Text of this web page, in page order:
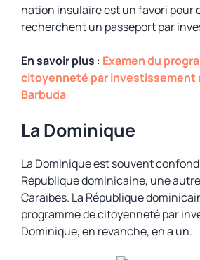
nation insulaire est un favori pour
recherchent un passeport par
En savoir plus : Examen du
citoyenneté par investissement
Barbuda
La Dominique
La Dominique est souvent
République dominicaine, une
Caraïbes. La République
programme de citoyenneté par
Dominique, en revanche, en a un.